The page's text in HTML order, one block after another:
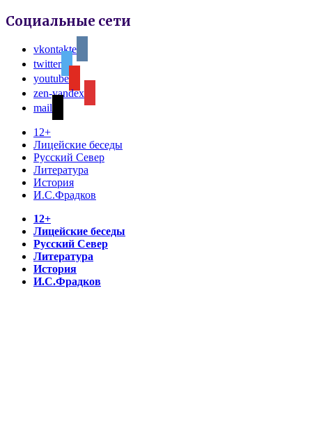
Социальные сети
vkontakte
twitter
youtube
zen-yandex
mail
12+
Лицейские беседы
Русский Север
Литература
История
И.С.Фрадков
12+
Лицейские беседы
Русский Север
Литература
История
И.С.Фрадков